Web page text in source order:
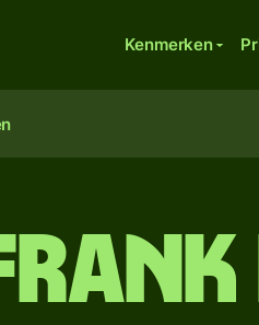
Kenmerken